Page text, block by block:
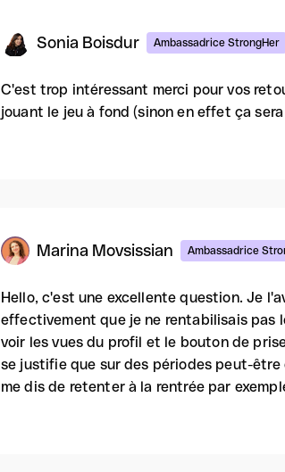
Sonia Boisdur Ambassadrice StrongHer
C'est trop intéressant merci pour vos
jouant le jeu à fond (sinon en effet ça
Marina Movsissian Ambassadrice
Hello, c'est une excellente question. Je
effectivement que je ne rentabilisais pas
voir les vues du profil et le bouton de
se justifie que sur des périodes peut-
me dis de retenter à la rentrée par